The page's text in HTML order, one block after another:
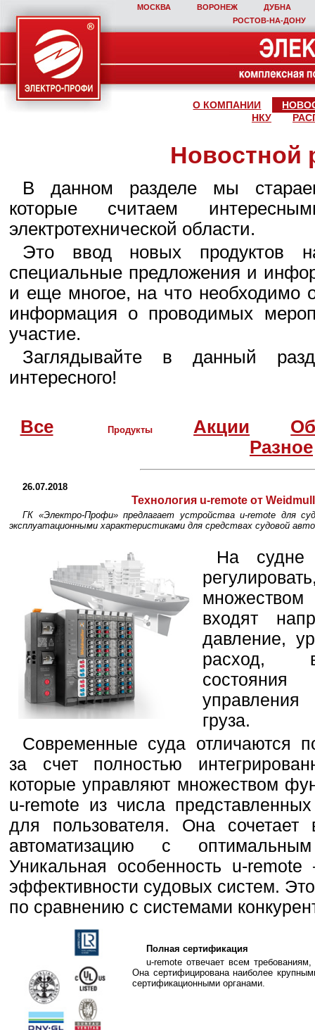
МОСКВА ВОРОНЕЖ
ДУБНА
РОСТОВ‑НА‑ДОНУ
О КОМПАНИИ
НКУ
Новостной
В данном разделе мы
которые считаем
электротехнической области.
Это ввод новых продуктов
специальные предложения и
и еще многое, на что необходимо
информация о проводимых
участие.
Заглядывайте в данный
интересного!
Все Продукты Акции
Разное
26.07.2018
Технология u-remote от
ГК «Электро-Профи» предлагает устройства u-remote для
эксплуатационными характеристиками для средствах судовой
На судне
входят
давление,
расход,
груза.
Современные суда отличаются
за счет полностью
которые управляют множеством
u-remote из числа
для пользователя. Она
автоматизацию с
Уникальная особенность u-
эффективности судовых систем.
по сравнению с системами
Полная сертификация
u-remote отвечает всем
Она сертифицирована наиболее
сертификационными органами.